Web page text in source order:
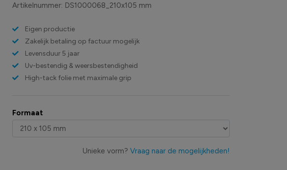
Artikelnummer: DS1000068_210x105 mm
Eigen productie
Zakelijk betaling op factuur mogelijk
Levensduur 5 jaar
Uv-bestendig & weersbestendigheid
High-tack folie met maximale grip
Formaat
Unieke vorm? Vraag naar de mogelijkheden!